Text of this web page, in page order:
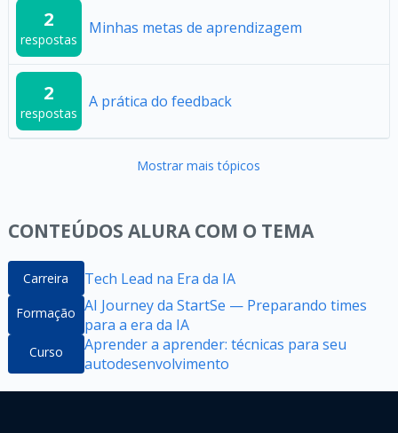
2
respostas
Minhas metas de aprendizagem
2
respostas
A prática do feedback
Mostrar mais tópicos
CONTEÚDOS ALURA COM O TEMA
Carreira Tech Lead na Era da IA
Formação AI Journey da StartSe — Preparando times
para a era da IA
Curso
Aprender a aprender: técnicas para seu
autodesenvolvimento